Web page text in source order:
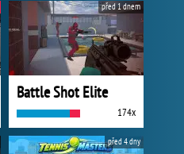
Battle Shot Elite
174x
před 1 dnem
před 4 dny